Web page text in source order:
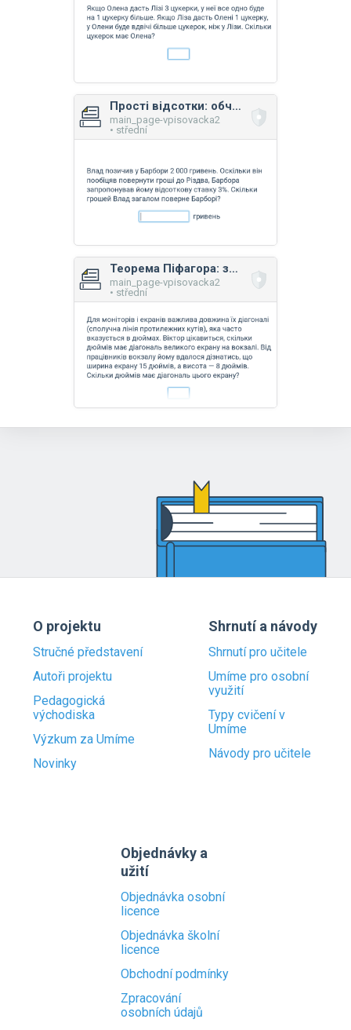
Прості відсотки: обчислення без урахування податку
main_page-vpisovacka2
• střední
Теорема Піфагора: застосування
main_page-vpisovacka2
• střední
O projektu
Stručné představení
Autoři projektu
Pedagogická
východiska
Výzkum za Umíme
Novinky
Shrnutí a návody
Shrnutí pro učitele
Umíme pro osobní
využití
Typy cvičení v
Umíme
Návody pro učitele
Objednávky a
užití
Objednávka osobní
licence
Objednávka školní
licence
Obchodní podmínky
Zpracování
osobních údajů